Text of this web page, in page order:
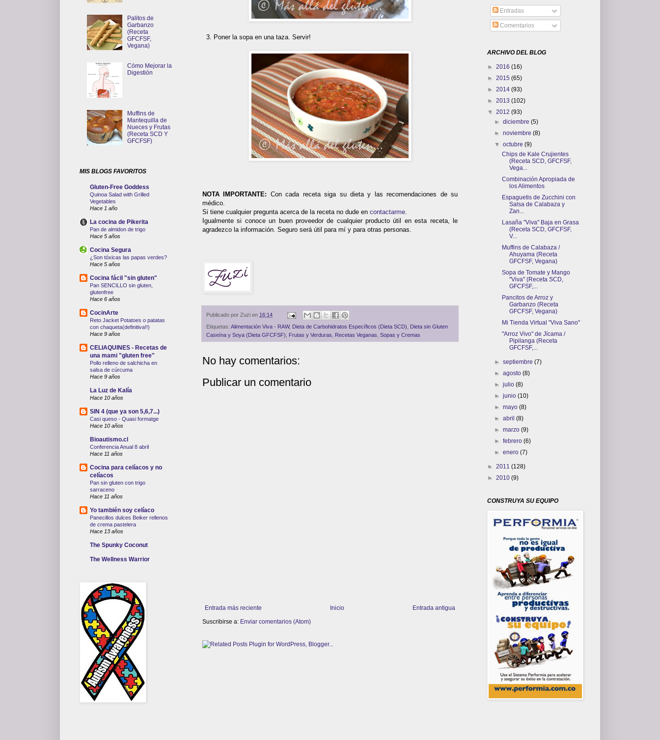
3. Poner la sopa en una taza. Servir!
NOTA IMPORTANTE: Con cada receta siga su dieta y las recomendaciones de su
médico.
Si tiene cualquier pregunta acerca de la receta no dude en contactarme.
Igualmente si conoce un buen proveedor de cualquier producto útil en esta receta, le
agradezco la información. Seguro será útil para mí y para otras personas.
Publicado por Zuzi en 16:14
Etiquetas: Alimentación Viva - RAW, Dieta de Carbohidratos Específicos (Dieta SCD), Dieta sin Gluten
Caseína y Soya (Dieta GFCFSF), Frutas y Verduras, Recetas Veganas, Sopas y Cremas
No hay comentarios:
Publicar un comentario
Entrada más reciente Entrada antigua
Inicio
Suscribirse a: Enviar comentarios (Atom)
Palitos de
Garbanzo
(Receta
GFCFSF,
Vegana)
Cómo Mejorar la
Digestión
Muffins de
Mantequilla de
Nueces y Frutas
(Receta SCD Y
GFCFSF)
MIS BLOGS FAVORITOS
Gluten-Free Goddess
Quinoa Salad with Grilled
Vegetables
Hace 1 año
La cocina de Pikerita
Pan de almidon de trigo
Hace 5 años
Cocina Segura
¿Son tóxicas las papas verdes?
Hace 5 años
Cocina fácil "sin gluten"
Pan SENCILLO sin gluten,
glutenfree
Hace 6 años
CocinArte
Reto Jacket Potatoes o patatas
con chaqueta(definitiva!!)
Hace 9 años
CELIAQUINES - Recetas de
una mami "gluten free"
Pollo relleno de salchicha en
salsa de cúrcuma
Hace 9 años
La Luz de Kalía
Hace 10 años
SIN 4 (que ya son 5,6,7...)
Casi queso - Quasi formatge
Hace 10 años
Bioautismo.cl
Conferencia Anual 8 abril
Hace 11 años
Cocina para celíacos y no
celíacos
Pan sin gluten con trigo
sarraceno
Hace 11 años
Yo también soy celíaco
Panecillos dulces Beiker rellenos
de crema pastelera
Hace 13 años
The Spunky Coconut
The Wellness Warrior
Entradas
Comentarios
ARCHIVO DEL BLOG
► 2016 (16)
► 2015 (65)
► 2014 (93)
► 2013 (102)
▼ 2012 (93)
►diciembre(5)
►noviembre(8)
▼octubre(9)
Chips de Kale Crujientes
(Receta SCD, GFCFSF,
Vega...
Combinación Apropiada de
los Alimentos
Espaguetis de Zucchini con
Salsa de Calabaza y
Zan...
Lasaña "Viva" Baja en Grasa
(Receta SCD, GFCFSF,
V...
Muffins de Calabaza /
Ahuyama (Receta
GFCFSF, Vegana)
Sopa de Tomate y Mango
"Viva" (Receta SCD,
GFCFSF,...
Pancitos de Arroz y
Garbanzo (Receta
GFCFSF, Vegana)
Mi Tienda Virtual "Viva Sano"
"Arroz Vivo" de Jícama /
Pipilanga (Receta
GFCFSF,...
►septiembre(7)
►agosto(8)
►julio(8)
►junio(10)
►mayo(8)
►abril(8)
►marzo(9)
►febrero(6)
►enero(7)
► 2011 (128)
► 2010 (9)
CONSTRUYA SU EQUIPO